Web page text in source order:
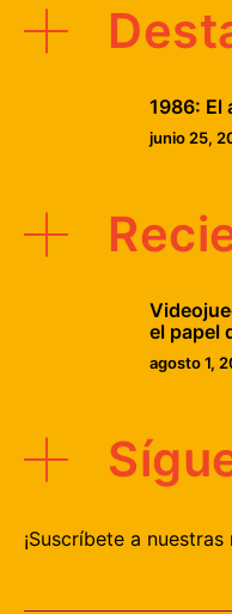
1986: El
junio 25,
el papel
agosto 1,
¡Suscríbete a